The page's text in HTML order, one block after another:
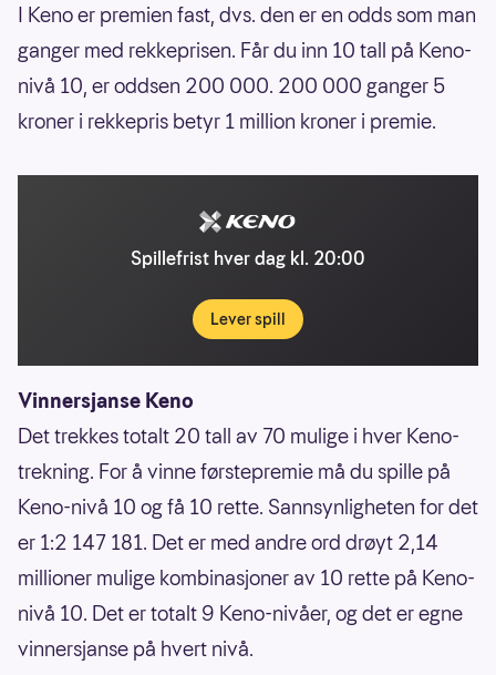
I Keno er premien fast, dvs. den er en odds som man
ganger med rekkeprisen. Får du inn 10 tall på Keno-
nivå 10, er oddsen 200 000. 200 000 ganger 5
kroner i rekkepris betyr 1 million kroner i premie.
Spillefrist hver dag kl. 20:00
Lever spill
Vinnersjanse Keno
Det trekkes totalt 20 tall av 70 mulige i hver Keno-
trekning. For å vinne førstepremie må du spille på
Keno-nivå 10 og få 10 rette. Sannsynligheten for det
er 1:2 147 181. Det er med andre ord drøyt 2,14
millioner mulige kombinasjoner av 10 rette på Keno-
nivå 10. Det er totalt 9 Keno-nivåer, og det er egne
vinnersjanse på hvert nivå.